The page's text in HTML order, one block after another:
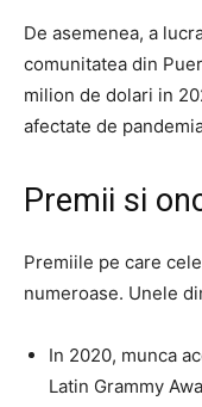
De asemenea, a
comunitatea din
milion de dolari in
afectate de
Premii si
Premiile pe care
numeroase. Unele
In 2020, munca
Latin Grammy